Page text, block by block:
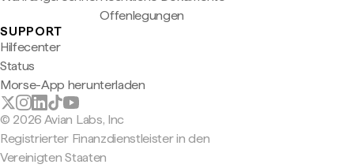
Offenlegungen
SUPPORT
Hilfecenter
Status
Morse-App herunterladen
© 2026 Avian Labs, Inc
Registrierter Finanzdienstleister in den
Vereinigten Staaten